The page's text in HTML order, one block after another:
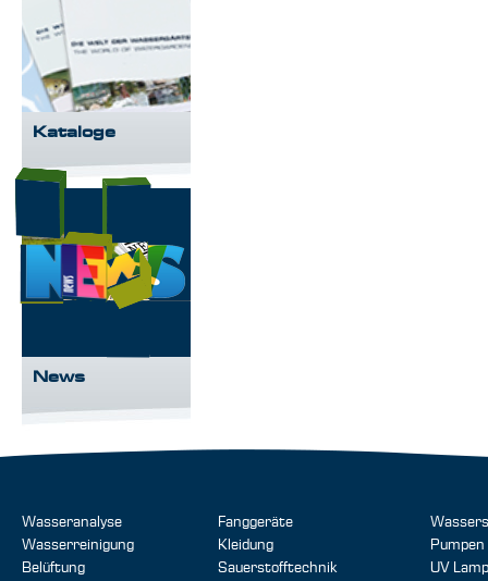
Kataloge
News
Wasseranalyse
Wasserreinigung
Belüftung
Fanggeräte
Kleidung
Sauerstofftechnik
Pumpen
UV